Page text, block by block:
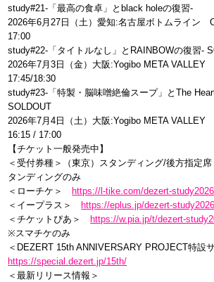
study#21-「最高の食卓」とblack holeの復習-
2026年6月27日（土）愛知:名古屋ボトムライン
17:00
study#22-「タイトルなし」とRAINBOWの復習-
2026年7月3日（金）大阪:Yogibo META
17:45/18:30
study#23-「特製・脳味噌絶倫スープ」とThe
SOLDOUT
2026年7月4日（土）大阪:Yogibo META
16:15 / 17:00
【チケット一般発売中】
＜受付券種＞（東京）スタンディング/後方指定
タンディングのみ
＜ローチケ＞
https://l-tike.com/dezert-
＜イープラス＞
https://eplus.jp/dezert-
＜チケットぴあ＞
https://w.pia.jp/t/dezert-
※スマチケのみ
＜DEZERT 15th ANNIVERSARY PROJECT特設
https://special.dezert.jp/15th/
＜最新リリース情報＞